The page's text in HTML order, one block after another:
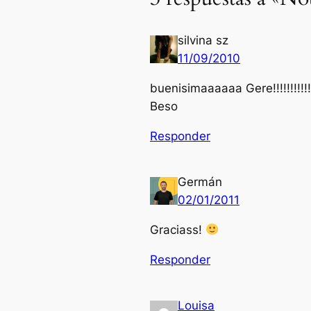
silvina sz
11/09/2010
buenisimaaaaaa
Beso
Responder
Germán
02/01/2011
Graciass!
Responder
Louisa